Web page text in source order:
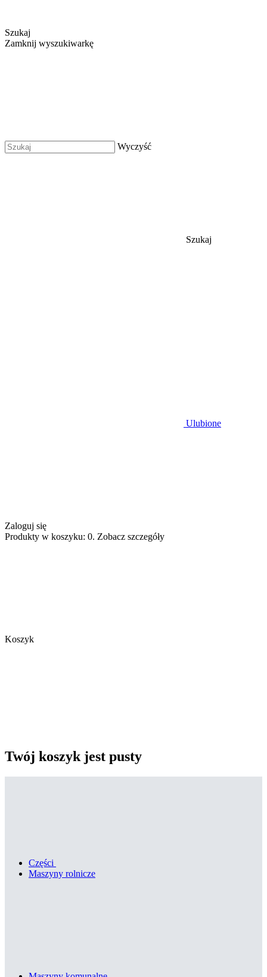
Szukaj
Zamknij wyszukiwarkę
Wyczyść
Szukaj
Ulubione
Zaloguj się
Produkty w koszyku: 0. Zobacz szczegóły
Koszyk
Twój koszyk jest pusty
Części
Maszyny rolnicze